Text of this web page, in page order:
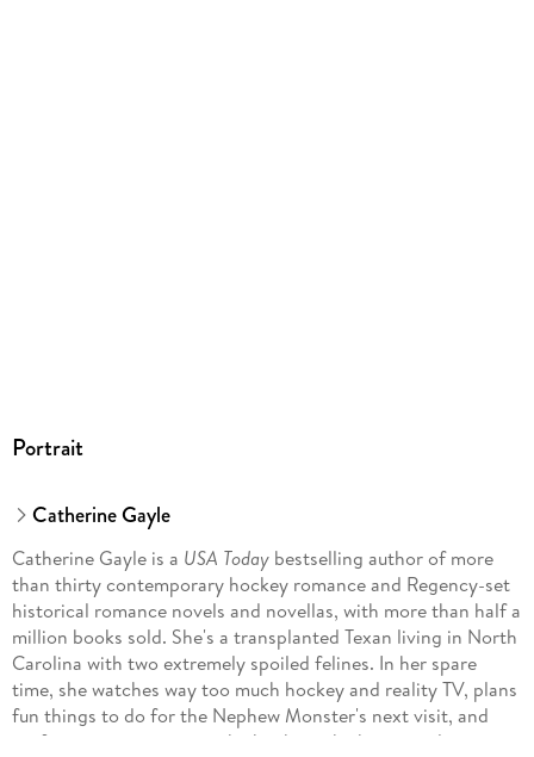
Portrait
Catherine Gayle
Catherine Gayle is a USA Todaybestselling author of more
than thirty contemporary hockey romance and Regency-set
historical romance novels and novellas, with more than half a
million books sold. She's a transplanted Texan living in North
Carolina with two extremely spoiled felines. In her spare
time, she watches way too much hockey and reality TV, plans
fun things to do for the Nephew Monster's next visit, and
performs experiments in the kitchen which are rarely toxic.